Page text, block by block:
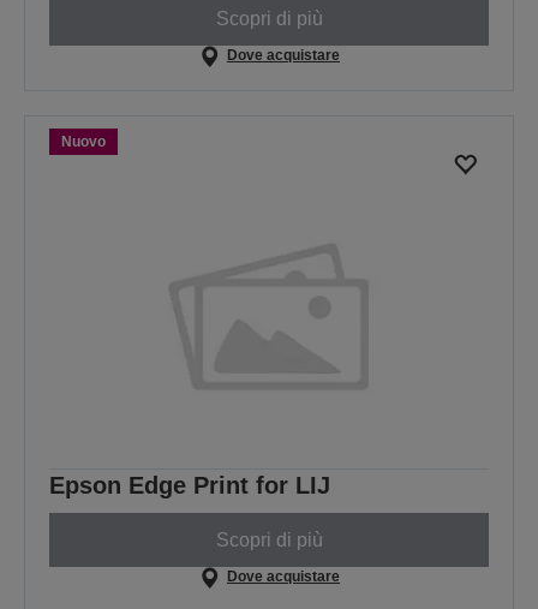
Scopri di più
Dove acquistare
Nuovo
Epson Edge Print for LIJ
Scopri di più
Dove acquistare